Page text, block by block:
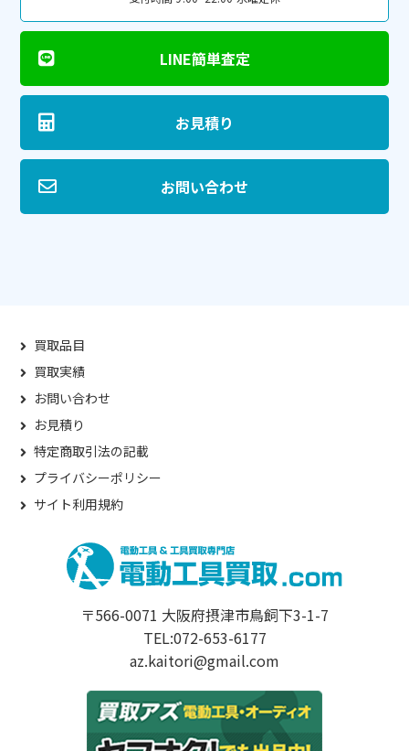
LINE簡単査定
お見積り
お問い合わせ
買取品目
買取実績
お問い合わせ
お見積り
特定商取引法の記載
プライバシーポリシー
サイト利用規約
〒566-0071 大阪府摂津市鳥飼下3-1-7
TEL:072-653-6177
az.kaitori@gmail.com